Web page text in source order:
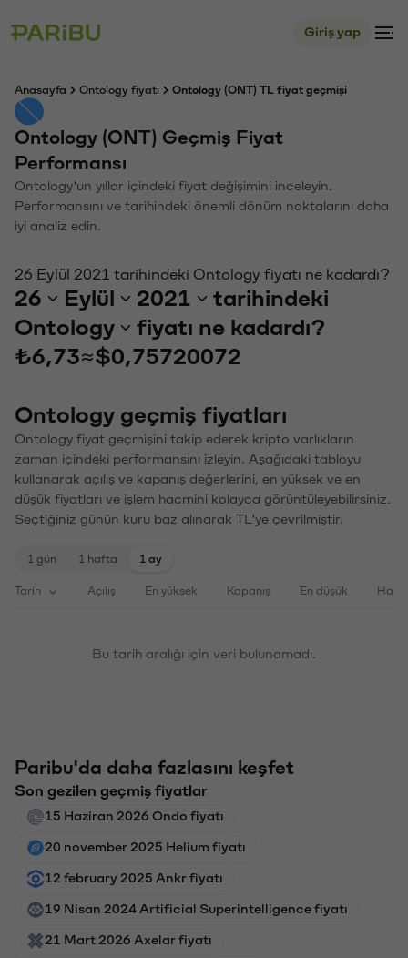
Giriş yap
Anasayfa Ontology fiyatı Ontology (ONT) TL fiyat geçmişi
Ontology (ONT) Geçmiş Fiyat
Performansı
Ontology'un yıllar içindeki fiyat değişimini inceleyin.
Performansını ve tarihindeki önemli dönüm noktalarını daha
iyi analiz edin.
26 Eylül 2021 tarihindeki Ontology fiyatı ne kadardı?
26 Eylül 2021
tarihindeki
Ontology
fiyatı ne kadardı?
₺6,73≈$0,75720072
Ontology geçmiş fiyatları
Ontology fiyat geçmişini takip ederek kripto varlıkların
zaman içindeki performansını izleyin. Aşağıdaki tabloyu
kullanarak açılış ve kapanış değerlerini, en yüksek ve en
düşük fiyatları ve işlem hacmini kolayca görüntüleyebilirsiniz.
Seçtiğiniz günün kuru baz alınarak TL'ye çevrilmiştir.
1 gün 1 hafta 1 ay
Tarih Açılış En yüksek Kapanış En düşük
Bu tarih aralığı için veri bulunamadı.
Paribu'da daha fazlasını keşfet
Son gezilen geçmiş fiyatlar
15 Haziran 2026 Ondo fiyatı
20 november 2025 Helium fiyatı
12 february 2025 Ankr fiyatı
19 Nisan 2024 Artificial Superintelligence fiyatı
21 Mart 2026 Axelar fiyatı